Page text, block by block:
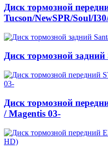
Диск тормозной
Tucson/NewSPR/Soul/
Диск тормозной
Диск тормозной
/ Magentis 03-